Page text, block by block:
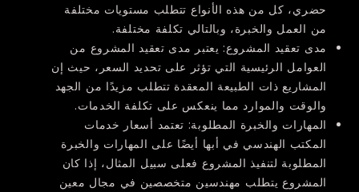
حضري، كل من هذه الأنواع تتطلب مستويات مختلفة
من العمل والخبرة، وبالتالي تكلفة مختلفة.
مدى تعقيد المشروع: يعتبر مدى تعقيد المشروع من
العوامل الرئيسية التي تؤثر على تحديد السعر، حيث إن
المشاريع ذات الطبيعة المعقدة تتطلب مزيدًا من الجهد
والوقت والموارد مما ينعكس على تكلفة الخدمات.
المهارات والخبرة المطلوبة: تعتمد أسعار خدمات
المكتب الهندسي في أبها أيضًا على المهارات والخبرة
المطلوبة لتنفيذ المشروع فعلى سبيل المثال، إذا كان
المشروع يتطلب مهندسين متخصصين في مجال معين